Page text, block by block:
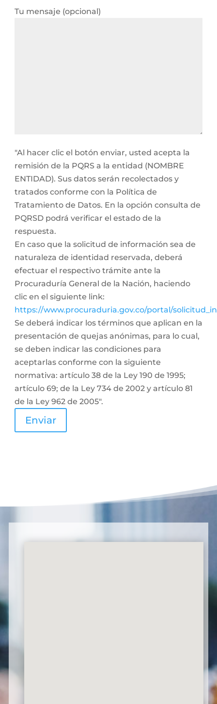
Tu mensaje (opcional)
"Al hacer clic el botón enviar, usted acepta la
remisión de la PQRS a la entidad (NOMBRE
ENTIDAD). Sus datos serán recolectados y
tratados conforme con la Política de
Tratamiento de Datos. En la opción consulta de
PQRSD podrá verificar el estado de la
respuesta.
En caso que la solicitud de información sea de
naturaleza de identidad reservada, deberá
efectuar el respectivo trámite ante la
Procuraduría General de la Nación, haciendo
clic en el siguiente link:
https://www.procuraduria.gov.co/portal/
Se deberá indicar los términos que aplican en la
presentación de quejas anónimas, para lo cual,
se deben indicar las condiciones para
aceptarlas conforme con la siguiente
normativa: artículo 38 de la Ley 190 de 1995;
artículo 69; de la Ley 734 de 2002 y artículo 81
de la Ley 962 de 2005".
Enviar